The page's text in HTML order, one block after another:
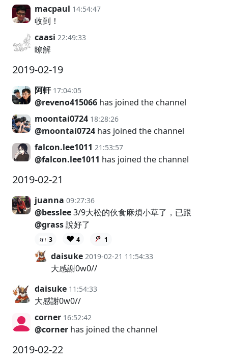
macpaul 14:54:47
收到！
caasi 22:49:33
瞭解
2019-02-19
阿軒 17:04:05
@reveno415066 has joined the channel
moontai0724 18:28:26
@moontai0724 has joined the channel
falcon.lee1011 21:53:57
@falcon.lee1011 has joined the channel
2019-02-21
juanna 09:27:36
@besslee3/9大松的伙食麻煩小草了，已跟
@grass說好了
3 ❤️ 4 1
daisuke 2019-02-21 11:54:33
大感謝0w0//
daisuke 11:54:33
大感謝0w0//
corner 16:52:42
@corner has joined the channel
2019-02-22